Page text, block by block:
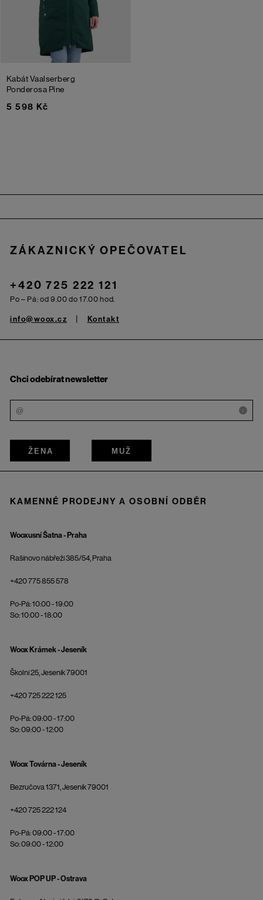
Kabát Vaalserberg
Ponderosa Pine
5 598 Kč
ZÁKAZNICKÝ OPEČOVATEL
+420 725 222 121
Po – Pá: od 9.00 do 17.00 hod.
info@woox.cz Kontakt
Chci odebírat newsletter
i
ŽENA MUŽ
KAMENNÉ PRODEJNY A OSOBNÍ ODBĚR
Wooxusní Šatna - Praha
Rašínovo nábřeží 385/54, Praha
+420 775 855 578
Po-Pá: 10:00 - 19:00
So: 10:00 - 18:00
Woox Krámek - Jeseník
Školní 25, Jeseník 79001
+420 725 222 125
Po-Pá: 09:00 - 17:00
So: 09:00 - 12:00
Woox Továrna - Jeseník
Bezručova 1371, Jeseník 79001
+420 725 222 124
Po-Pá: 09:00 - 17:00
So: 09:00 - 12:00
Woox POP UP - Ostrava